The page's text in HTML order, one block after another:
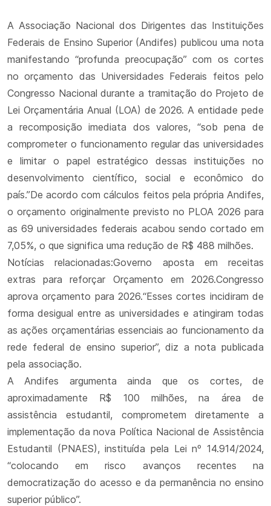
A Associação Nacional dos Dirigentes das Instituições
Federais de Ensino Superior (Andifes) publicou uma nota
manifestando “profunda preocupação” com os cortes
no orçamento das Universidades Federais feitos pelo
Congresso Nacional durante a tramitação do Projeto de
Lei Orçamentária Anual (LOA) de 2026. A entidade pede
a recomposição imediata dos valores, “sob pena de
comprometer o funcionamento regular das universidades
e limitar o papel estratégico dessas instituições no
desenvolvimento científico, social e econômico do
país.”De acordo com cálculos feitos pela própria Andifes,
o orçamento originalmente previsto no PLOA 2026 para
as 69 universidades federais acabou sendo cortado em
7,05%, o que significa uma redução de R$ 488 milhões.
Notícias relacionadas:Governo aposta em receitas
extras para reforçar Orçamento em 2026.Congresso
aprova orçamento para 2026.“Esses cortes incidiram de
forma desigual entre as universidades e atingiram todas
as ações orçamentárias essenciais ao funcionamento da
rede federal de ensino superior”, diz a nota publicada
pela associação.
A Andifes argumenta ainda que os cortes, de
aproximadamente R$ 100 milhões, na área de
assistência estudantil, comprometem diretamente a
implementação da nova Política Nacional de Assistência
Estudantil (PNAES), instituída pela Lei nº 14.914/2024,
“colocando em risco avanços recentes na
democratização do acesso e da permanência no ensino
superior público”.